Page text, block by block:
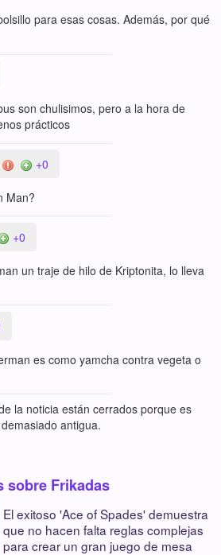
para esas cosas. Además, por qué
son chulisimos, pero a la hora de
prácticos
+0
Man?
+0
un traje de hilo de Kriptonita, lo lleva
es como yamcha contra vegeta o
la noticia están cerrados porque es
demasiado antigua.
sobre Frikadas
El exitoso 'Ace of Spades' demuestra
que no hacen falta reglas complejas
para crear un gran juego de mesa